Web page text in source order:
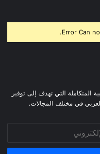
Error Can
المتكاملة التي تهدف إلى توفير
في مختلف المجالات.